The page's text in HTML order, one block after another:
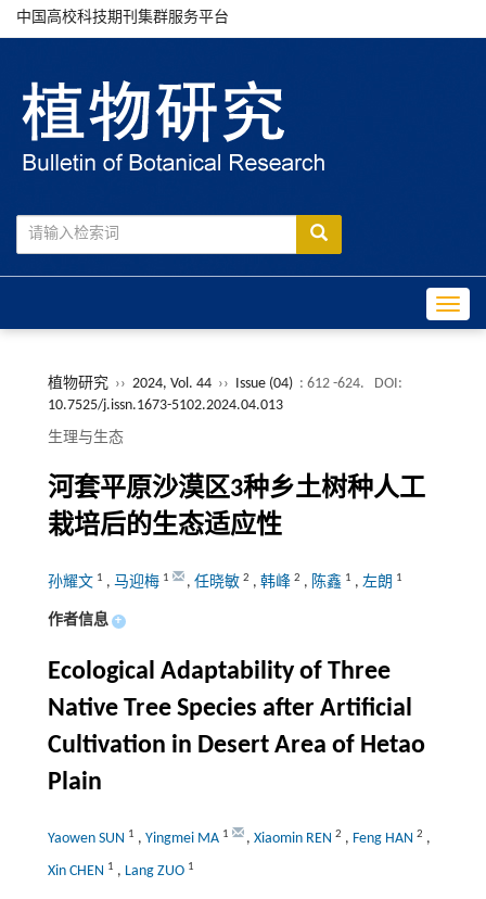
中国高校科技期刊集群服务平台
植物研究 ›› 2024, Vol. 44 ›› Issue (04) : 612 -624.
DOI:
10.7525/j.issn.1673-5102.2024.04.013
生理与生态
河套平原沙漠区3种乡土树种人工
栽培后的生态适应性
孙耀文 1 , 马迎梅 1 , 任晓敏 2 , 韩峰 2 , 陈鑫 1 , 左朗 1
作者信息 +
Ecological Adaptability of Three
Native Tree Species after Artificial
Cultivation in Desert Area of Hetao
Plain
Yaowen SUN 1 , Yingmei MA 1 , Xiaomin REN 2 , Feng HAN 2 ,
Xin CHEN 1 , Lang ZUO 1